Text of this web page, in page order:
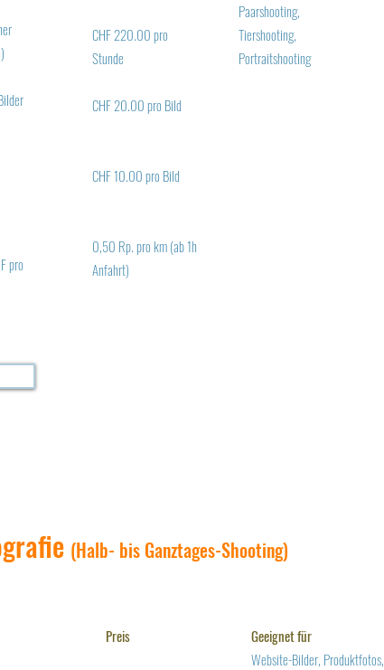
pro
CHF 220.00 pro
Stunde
CHF 20.00 pro Bild
CHF 10.00 pro Bild
0,50 Rp. pro km (ab 1h
Anfahrt)
Paarshooting,
Tiershooting,
Portraitshooting
(Halb- bis Ganztages-Shooting)
Preis
Geeignet für
Website-Bilder, Produktfotos,